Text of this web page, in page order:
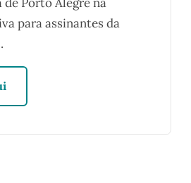
para assinantes da